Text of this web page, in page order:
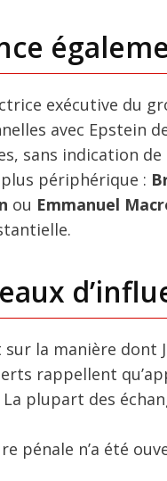
exécutive du
avec Epstein
sans indication
périphérique :
ou Emmanuel
la manière dont
rappellent
plupart des
pénale n’a été